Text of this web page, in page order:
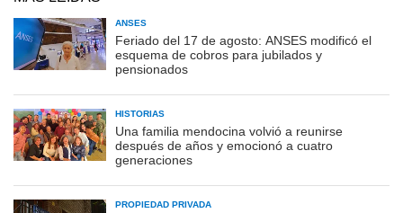
ANSES
Feriado del 17 de agosto: ANSES modificó el
esquema de cobros para jubilados y
pensionados
HISTORIAS
Una familia mendocina volvió a reunirse
después de años y emocionó a cuatro
generaciones
PROPIEDAD PRIVADA